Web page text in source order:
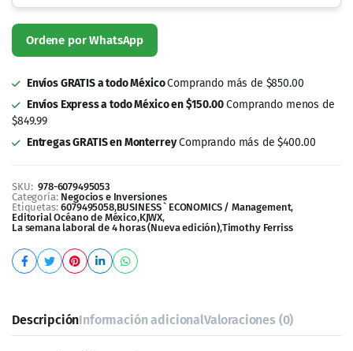
Ordene por WhatsApp
Envíos GRATIS a todo MéxicoComprando más de $850.00
Envíos Express a todo México en $150.00Comprando menos de
$849.99
Entregas GRATIS en MonterreyComprando más de $400.00
SKU: 978-6079495053
Categoría: Negocios e Inversiones
Etiquetas: 6079495058,BUSINESS ` ECONOMICS / Management,
Editorial Océano de México,KJWX,
La semana laboral de 4 horas (Nueva edición),Timothy Ferriss
DescripciónInformación adicionalValoraciones (0)